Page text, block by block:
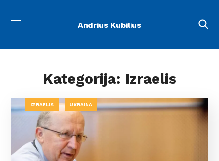
Andrius Kubilius
Kategorija: Izraelis
IZRAELIS UKRAINA